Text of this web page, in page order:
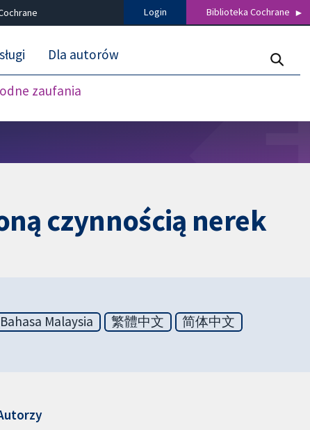
Login Biblioteka Cochrane
zaufania
Dla autorów
czynnością nerek
Bahasa Malaysia 繁體中文
简体中文